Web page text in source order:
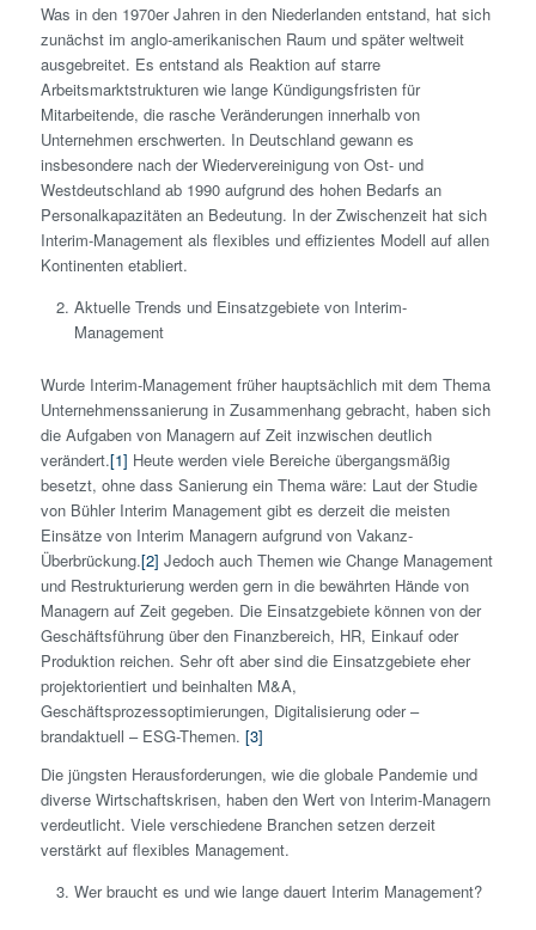
Was in den 1970er Jahren in den Niederlanden entstand, hat sich
zunächst im anglo-amerikanischen Raum und später weltweit
ausgebreitet. Es entstand als Reaktion auf starre
Arbeitsmarktstrukturen wie lange Kündigungsfristen für
Mitarbeitende, die rasche Veränderungen innerhalb von
Unternehmen erschwerten. In Deutschland gewann es
insbesondere nach der Wiedervereinigung von Ost- und
Westdeutschland ab 1990 aufgrund des hohen Bedarfs an
Personalkapazitäten an Bedeutung. In der Zwischenzeit hat sich
Interim-Management als flexibles und effizientes Modell auf allen
Kontinenten etabliert.
Aktuelle Trends und Einsatzgebiete von Interim-
Management
Wurde Interim-Management früher hauptsächlich mit dem Thema
Unternehmenssanierung in Zusammenhang gebracht, haben sich
die Aufgaben von Managern auf Zeit inzwischen deutlich
verändert.[1] Heute werden viele Bereiche übergangsmäßig
besetzt, ohne dass Sanierung ein Thema wäre: Laut der Studie
von Bühler Interim Management gibt es derzeit die meisten
Einsätze von Interim Managern aufgrund von Vakanz-
Überbrückung.[2] Jedoch auch Themen wie Change Management
und Restrukturierung werden gern in die bewährten Hände von
Managern auf Zeit gegeben. Die Einsatzgebiete können von der
Geschäftsführung über den Finanzbereich, HR, Einkauf oder
Produktion reichen. Sehr oft aber sind die Einsatzgebiete eher
projektorientiert und beinhalten M&A,
Geschäftsprozessoptimierungen, Digitalisierung oder –
brandaktuell – ESG-Themen. [3]
Die jüngsten Herausforderungen, wie die globale Pandemie und
diverse Wirtschaftskrisen, haben den Wert von Interim-Managern
verdeutlicht. Viele verschiedene Branchen setzen derzeit
verstärkt auf flexibles Management.
Wer braucht es und wie lange dauert Interim Management?